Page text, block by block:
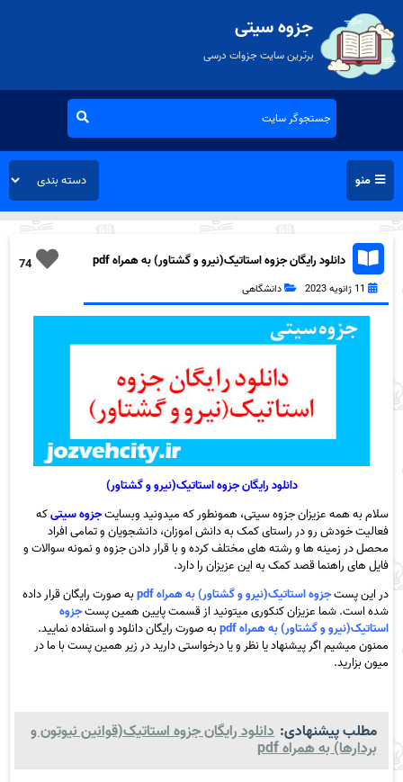
جزوه سیتی
برترین سایت جزوات درسی
منو
74 دانلود رایگان جزوه استاتیک(نیرو و گشتاور) به همراه pdf
11 ژانویه 2023 دانشگاهی
دانلود رایگان جزوه استاتیک(نیرو و گشتاور)
سلام به همه عزیزان جزوه سیتی، همونطور که میدونید وبسایتجزوه سیتیکه
فعالیت خودش رو در راستای کمک به دانش اموزان، دانشجویان و تمامی افراد
محصل در زمینه ها و رشته های مختلف کرده و با قرار دادن جزوه و نمونه سوالات و
فایل های راهنما قصد کمک به این عزیزان را دارد.
در این پستجزوه استاتیک(نیرو و گشتاور) به همراه pdf
به صورت رایگان قرار داده
شده است. شما عزیزان کنکوری میتونید از قسمت پایین همین پستجزوه
استاتیک(نیرو و گشتاور) به همراه pdf
به صورت رایگان دانلود و استفاده نمایید.
ممنون میشیم اگر پیشنهاد یا نظر و یا درخواستی دارید در زیر همین پست با ما در
میون بزارید.
مطلب پیشنهادی: دانلود رایگان جزوه استاتیک(قوانین نیوتون و
بردارها) به همراه pdf